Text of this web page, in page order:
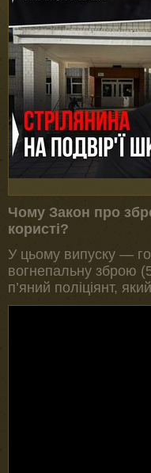
Чому Закон про
користі?
У цьому випуску —
вогнепальну зброю
п’яний поліціянт,